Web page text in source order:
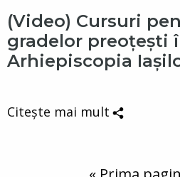
(Video) Cursuri
gradelor preoțești
Arhiepiscopia
Citește mai mult